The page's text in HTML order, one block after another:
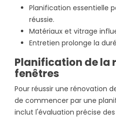
Planification essentielle
réussie.
Matériaux et vitrage
Entretien prolonge la
Planification de la
fenêtres
Pour réussir une rénovation
de commencer par une
inclut l'évaluation précise